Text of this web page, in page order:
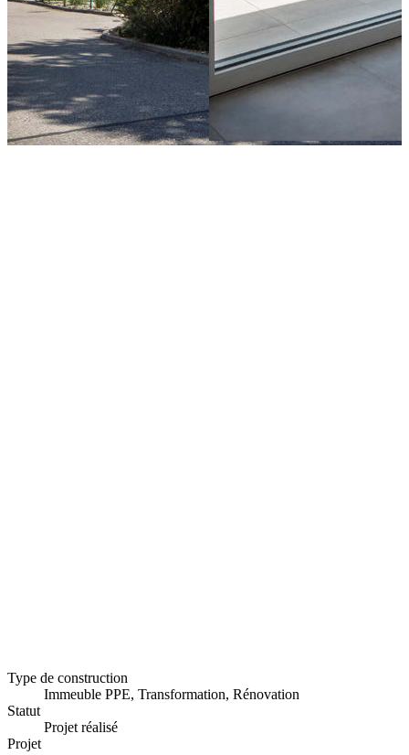
Type de construction
Immeuble PPE, Transformation, Rénovation
Statut
Projet réalisé
Projet